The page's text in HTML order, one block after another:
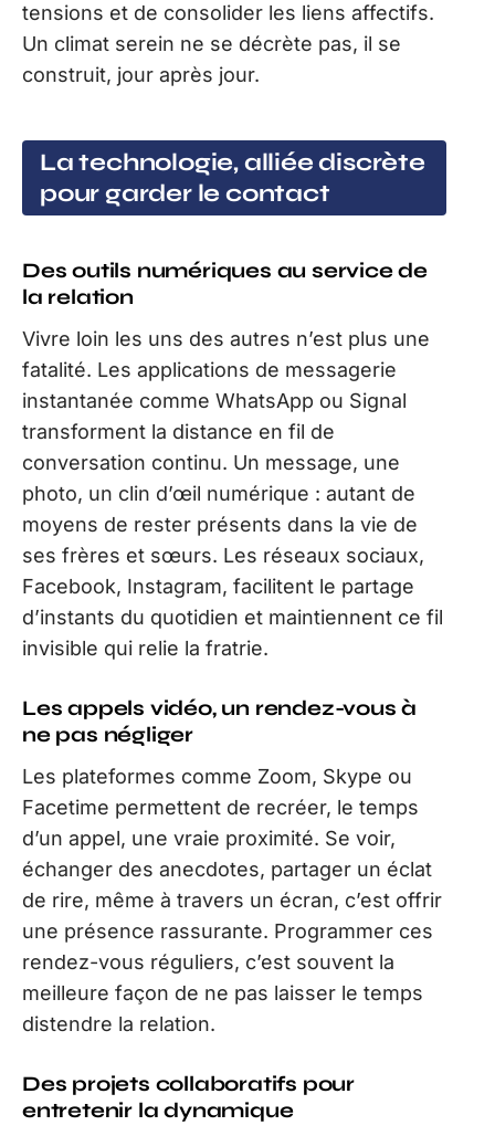
tensions et de consolider les liens affectifs.
Un climat serein ne se décrète pas, il se
construit, jour après jour.
La technologie, alliée discrète
pour garder le contact
Des outils numériques au service de
la relation
Vivre loin les uns des autres n’est plus une
fatalité. Les applications de messagerie
instantanée comme WhatsApp ou Signal
transforment la distance en fil de
conversation continu. Un message, une
photo, un clin d’œil numérique : autant de
moyens de rester présents dans la vie de
ses frères et sœurs. Les réseaux sociaux,
Facebook, Instagram, facilitent le partage
d’instants du quotidien et maintiennent ce fil
invisible qui relie la fratrie.
Les appels vidéo, un rendez-vous à
ne pas négliger
Les plateformes comme Zoom, Skype ou
Facetime permettent de recréer, le temps
d’un appel, une vraie proximité. Se voir,
échanger des anecdotes, partager un éclat
de rire, même à travers un écran, c’est offrir
une présence rassurante. Programmer ces
rendez-vous réguliers, c’est souvent la
meilleure façon de ne pas laisser le temps
distendre la relation.
Des projets collaboratifs pour
entretenir la dynamique